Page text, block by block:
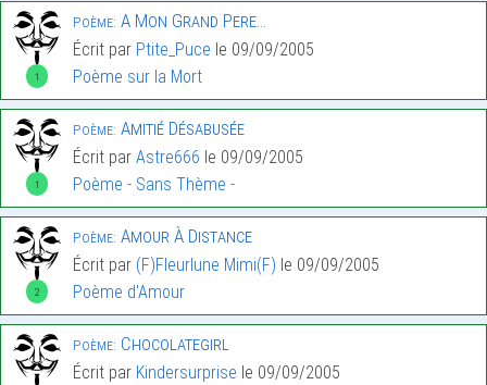
1
Poème: A Mon Grand Pere…
Écrit par Ptite_Puce le 09/09/2005
Poème sur la Mort
1
Poème: Amitié Désabusée
Écrit par Astre666 le 09/09/2005
Poème - Sans Thème -
2
Poème: Amour À Distance
Écrit par (F)Fleurlune Mimi(F) le 09/09/2005
Poème d'Amour
Poème: Chocolategirl
Écrit par Kindersurprise le 09/09/2005